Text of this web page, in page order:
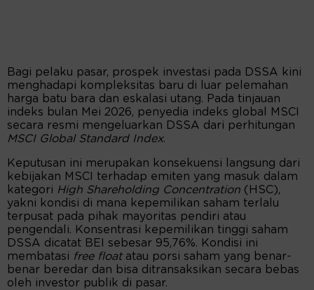
Bagi pelaku pasar, prospek investasi pada DSSA kini
menghadapi kompleksitas baru di luar pelemahan
harga batu bara dan eskalasi utang. Pada tinjauan
indeks bulan Mei 2026, penyedia indeks global MSCI
secara resmi mengeluarkan DSSA dari perhitungan
MSCI Global Standard Index.
Keputusan ini merupakan konsekuensi langsung dari
kebijakan MSCI terhadap emiten yang masuk dalam
kategori High Shareholding Concentration (HSC),
yakni kondisi di mana kepemilikan saham terlalu
terpusat pada pihak mayoritas pendiri atau
pengendali. Konsentrasi kepemilikan tinggi saham
DSSA dicatat BEI sebesar 95,76%. Kondisi ini
membatasi free floatatau porsi saham yang benar-
benar beredar dan bisa ditransaksikan secara bebas
oleh investor publik di pasar.